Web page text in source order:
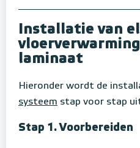
Installatie van
laminaat
Hieronder wordt de
systeem stap voor stap
Stap 1. Voorbereiden